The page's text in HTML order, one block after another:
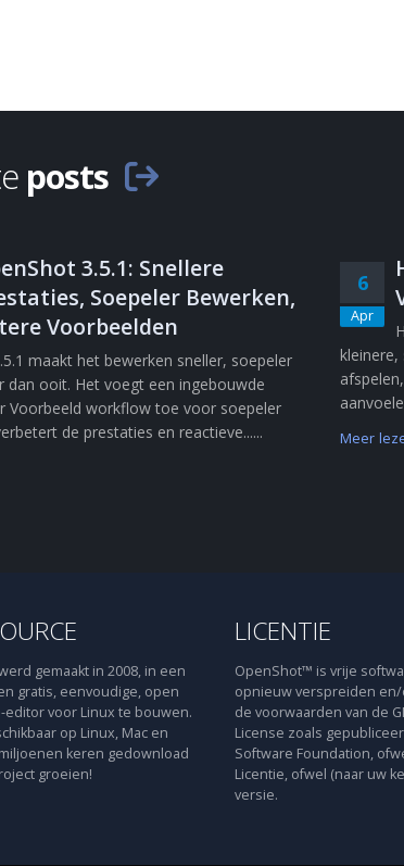
posts
3.5.1: Snellere
Soepeler Bewerken,
Voorbeelden
maakt het bewerken sneller, soepeler
dan ooit. Het voegt een ingebouwde
Voorbeeld workflow toe voor soepeler
de prestaties en reactieve......
6
Apr
Meer
gemaakt in 2008, in een
gratis, eenvoudige, open
editor voor Linux te bouwen.
op Linux, Mac en
keren gedownload
groeien!
LICENTIE
OpenShot™ is vrije
opnieuw verspreiden
de voorwaarden van de
License zoals
Software Foundation,
Licentie, ofwel (naar uw
versie.